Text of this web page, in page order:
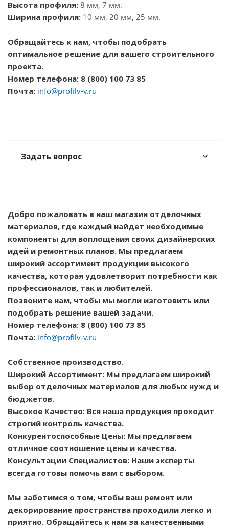
Высота профиля: 8 мм, 7 мм.
Ширина профиля: 10 мм, 20 мм, 25 мм.
Обращайтесь к нам, чтобы подобрать
оптимальное решение для вашего строительного
проекта.
Номер телефона: 8 (800) 100 73 85
Почта: info@profilv-v.ru
Задать вопрос
Добро пожаловать в наш магазин отделочных
материалов, где каждый найдет необходимые
компоненты для воплощения своих дизайнерских
идей и ремонтных планов. Мы предлагаем
широкий ассортимент продукции высокого
качества, которая удовлетворит потребности как
профессионалов, так и любителей.
Позвоните нам, чтобы мы могли изготовить или
подобрать решение вашей задачи.
Номер телефона: 8 (800) 100 73 85
Почта: info@profilv-v.ru
Собственное производство.
Широкий Ассортимент: Мы предлагаем широкий
выбор отделочных материалов для любых нужд и
бюджетов.
Высокое Качество: Вся наша продукция проходит
строгий контроль качества.
Конкурентоспособные Цены: Мы предлагаем
отличное соотношение цены и качества.
Консультации Специалистов: Наши эксперты
всегда готовы помочь вам с выбором.
Мы заботимся о том, чтобы ваш ремонт или
декорирование пространства проходили легко и
приятно. Обращайтесь к нам за качественными